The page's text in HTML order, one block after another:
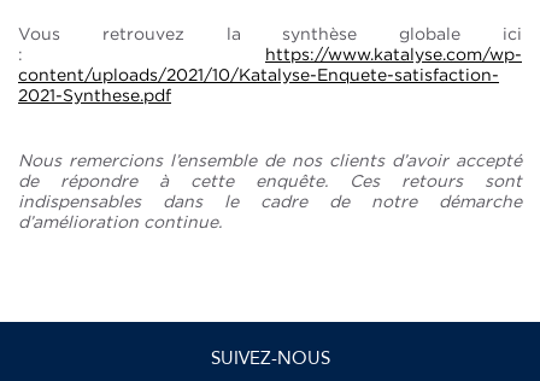
Vous retrouvez la synthèse globale ici
: https://www.katalyse.com/wp-
content/uploads/2021/10/Katalyse-Enquete-satisfaction-
2021-Synthese.pdf
Nous remercions l’ensemble de nos clients d’avoir accepté
de répondre à cette enquête. Ces retours sont
indispensables dans le cadre de notre démarche
d’amélioration continue.
SUIVEZ-NOUS